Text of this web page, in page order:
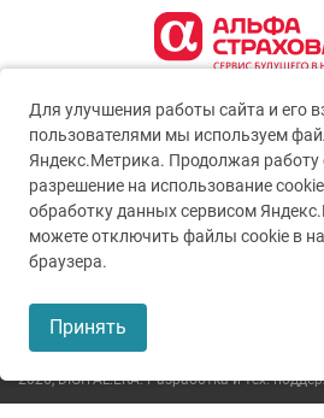
2026,DIGITAL.ERA. Разработка и тех.
Для улучшения работы сайта и его
пользователями мы используем
Яндекс.Метрика. Продолжая работу
разрешение на использование
обработку данных сервисом
можете отключить файлы cookie в
браузера.
Принять